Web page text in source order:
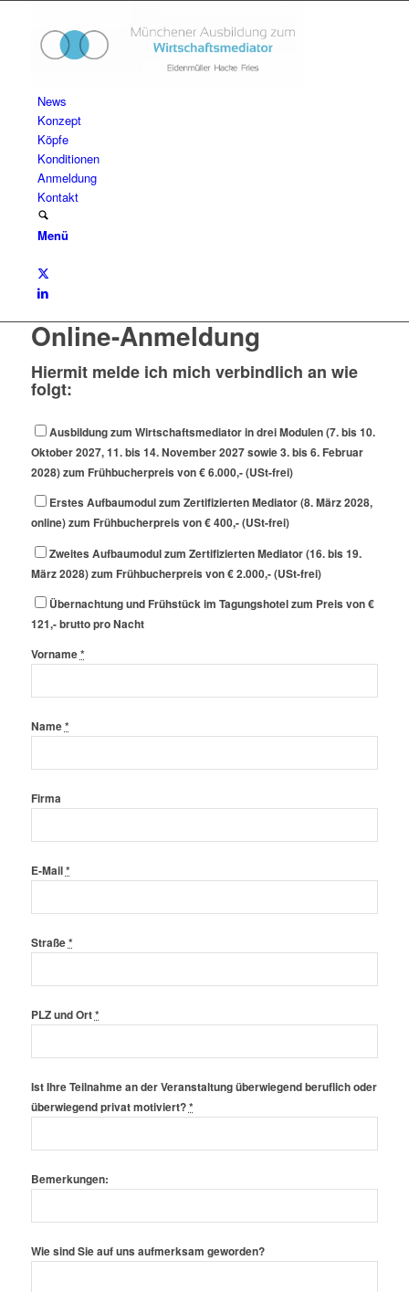
News
Konzept
Köpfe
Konditionen
Anmeldung
Kontakt
Menü
Online-Anmeldung
Hiermit melde ich mich verbindlich an wie
folgt:
Ausbildung zum Wirtschaftsmediator in drei Modulen (7. bis 10.
Oktober 2027, 11. bis 14. November 2027 sowie 3. bis 6. Februar
2028) zum Frühbucherpreis von € 6.000,- (USt-frei)
Erstes Aufbaumodul zum Zertifizierten Mediator (8. März 2028,
online) zum Frühbucherpreis von € 400,- (USt-frei)
Zweites Aufbaumodul zum Zertifizierten Mediator (16. bis 19.
März 2028) zum Frühbucherpreis von € 2.000,- (USt-frei)
Übernachtung und Frühstück im Tagungshotel zum Preis von €
121,- brutto pro Nacht
Vorname*
Name*
Firma
E-Mail*
Straße*
PLZ und Ort*
Ist Ihre Teilnahme an der Veranstaltung überwiegend beruflich oder
überwiegend privat motiviert?*
Bemerkungen:
Wie sind Sie auf uns aufmerksam geworden?